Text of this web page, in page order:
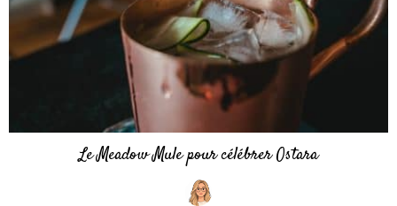
Le Meadow Mule pour célébrer Ostara